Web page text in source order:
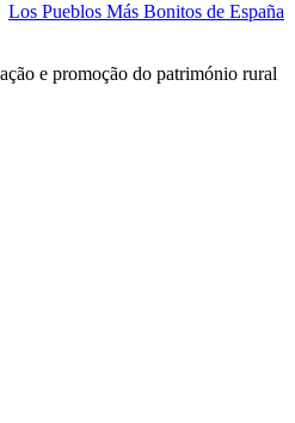
Los Pueblos Más Bonitos de España
e promoção do património rural